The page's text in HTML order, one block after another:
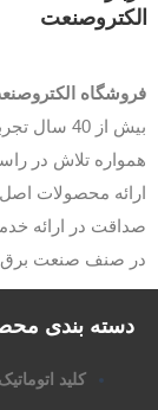
الکتروصنعت (
بیش از 40
تلاش در
محصولات اصل و
در ارائه خدمات
صنف صنعت برق و
بندی
کلید اتوماتیک